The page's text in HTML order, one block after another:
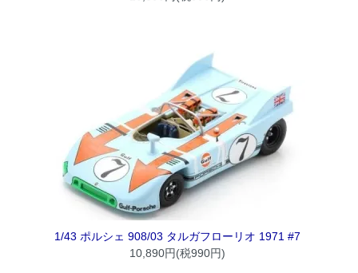
1/43 ポルシェ 908/03 タルガフローリオ 1971 #7
10,890円(税990円)